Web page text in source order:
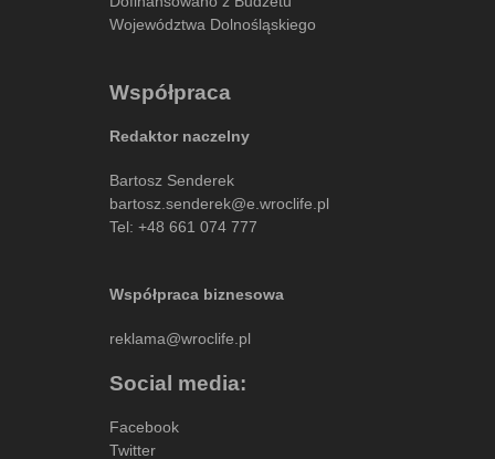
Województwa Dolnośląskiego
Współpraca
Redaktor naczelny
Bartosz Senderek
bartosz.senderek@e.wroclife.pl
Tel: +48 661 074 777
Współpraca biznesowa
reklama@wroclife.pl
Social media:
Facebook
Twitter